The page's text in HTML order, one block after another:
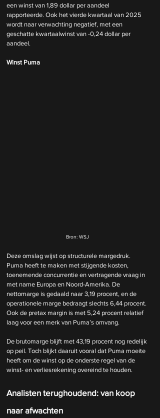
een winst van 1,89 dollar per aandeel
rapporteerde. Ook het vierde kwartaal van 2025
wordt naar verwachting negatief, met een
geschatte kwartaalwinst van -0,24 dollar per
aandeel.
Winst Puma
Bron: WSJ
Deze omslag wijst op structurele margedruk.
Puma heeft te maken met stijgende kosten,
toenemende concurrentie en vertragende vraag in
met name Europa en Noord-Amerika. De
nettomarge is gedaald naar 3,19 procent, en de
operationele marge bedraagt slechts 6,44 procent.
Ook de pretax margin is met 5,24 procent relatief
laag voor een merk van Puma’s omvang.
De brutomarge blijft met 43,19 procent nog redelijk
op peil. Toch blijkt daaruit vooral dat Puma moeite
heeft om de winst op de onderste regel van de
winst- en verliesrekening overeind te houden.
Analisten terughoudend: van koop
naar afwachten